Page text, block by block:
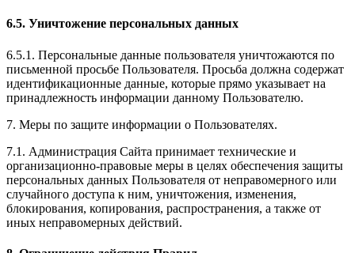
6.5. Уничтожение персональных данных
6.5.1. Персональные данные пользователя уничтожаются по
письменной просьбе Пользователя. Просьба должна содержат
идентификационные данные, которые прямо указывает на
принадлежность информации данному Пользователю.
7. Меры по защите информации о Пользователях.
7.1. Администрация Сайта принимает технические и
организационно-правовые меры в целях обеспечения защиты
персональных данных Пользователя от неправомерного или
случайного доступа к ним, уничтожения, изменения,
блокирования, копирования, распространения, а также от
иных неправомерных действий.